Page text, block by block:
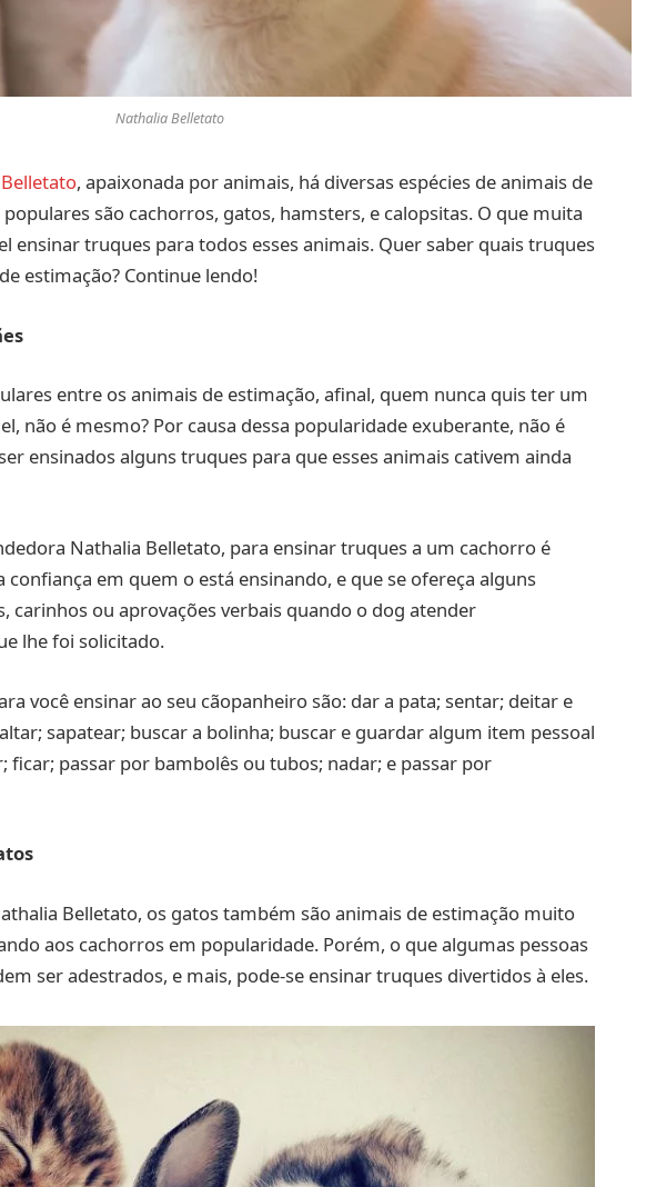
Nathalia Belletato
, apaixonada por animais, há diversas espécies de animais de
são cachorros, gatos, hamsters, e calopsitas. O que muita
ensinar truques para todos esses animais. Quer saber quais truques
estimação? Continue lendo!
entre os animais de estimação, afinal, quem nunca quis ter um
não é mesmo? Por causa dessa popularidade exuberante, não é
ensinados alguns truques para que esses animais cativem ainda
Nathalia Belletato, para ensinar truques a um cachorro é
confiança em quem o está ensinando, e que se ofereça alguns
carinhos ou aprovações verbais quando o dog atender
lhe foi solicitado.
você ensinar ao seu cãopanheiro são: dar a pata; sentar; deitar e
sapatear; buscar a bolinha; buscar e guardar algum item pessoal
passar por bambolês ou tubos; nadar; e passar por
Belletato, os gatos também são animais de estimação muito
aos cachorros em popularidade. Porém, o que algumas pessoas
ser adestrados, e mais, pode-se ensinar truques divertidos à eles.